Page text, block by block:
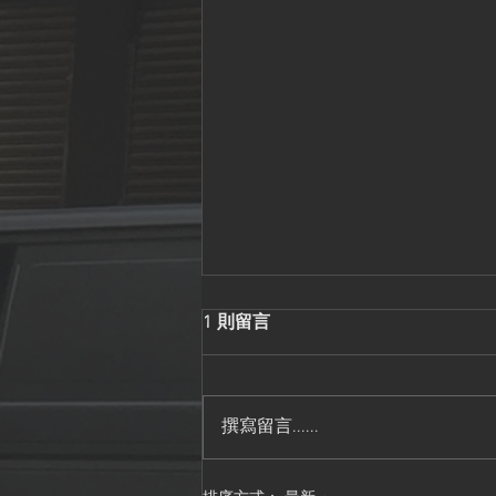
香港流傳的名字 - 卅間
1 則留言
撰寫留言......